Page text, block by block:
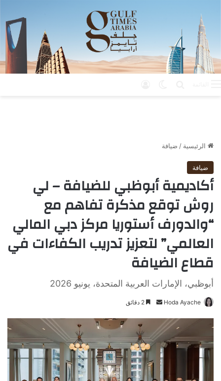
الرئيسية / ضيافة
ضيافة
أكاديمية أبوظبي للضيافة – لي
روش توقع مذكرة تفاهم مع
“والدورف أستوريا مركز دبي المالي
العالمي” لتعزيز تدريب الكفاءات في
قطاع الضيافة
أبوظبي، الإمارات العربية المتحدة، يونيو 2026
Hoda Ayache
ل
ر